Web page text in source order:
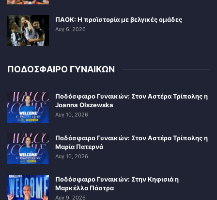
ΠΑΟΚ: Η προϊστορία με βελγικές ομάδες
Αυγ 6, 2026
ΠΟΔΟΣΦΑΙΡΟ ΓΥΝΑΙΚΩΝ
Ποδόσφαιρο Γυναικών: Στον Αστέρα Τρίπολης η
Joanna Olszewska
Αυγ 10, 2026
Ποδόσφαιρο Γυναικών: Στον Αστέρα Τρίπολης η
Μαρία Πατερνά
Αυγ 10, 2026
Ποδόσφαιρο Γυναικών: Στην Κηφισιά η
Μαρκέλλα Πάστρα
Αυγ 9, 2026